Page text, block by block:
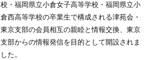
校・福岡県立小倉女子高等学校・福岡県立小
倉西高等学校の卒業生で構成される津苑会・
東京支部の会員相互の親睦と情報交換、東京
支部からの情報発信を目的として開設されま
した。